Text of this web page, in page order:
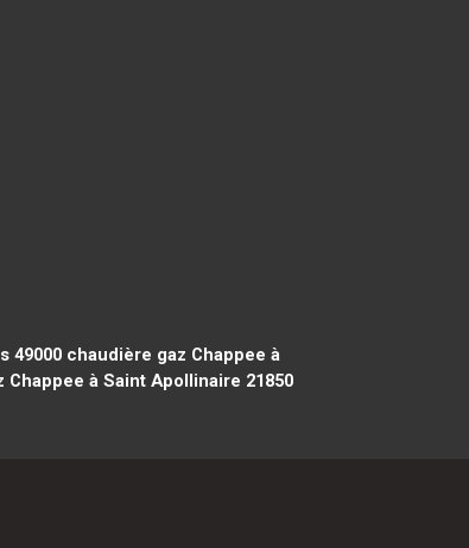
49000 chaudière gaz Chappee à
Chappee à Saint Apollinaire 21850